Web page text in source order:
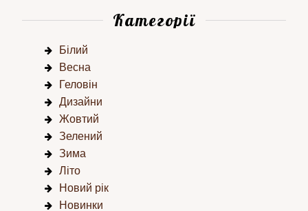
Категорії
Білий
Весна
Геловін
Дизайни
Жовтий
Зелений
Зима
Літо
Новий рік
Новинки